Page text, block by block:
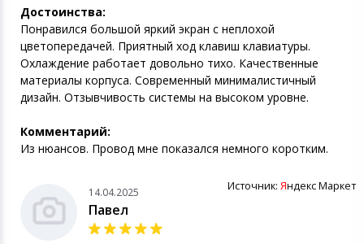
Достоинства:
Понравился большой яркий экран с неплохой
цветопередачей. Приятный ход клавиш клавиатуры.
Охлаждение работает довольно тихо. Качественные
материалы корпуса. Современный минималистичный
дизайн. Отзывчивость системы на высоком уровне.
Комментарий:
Из нюансов. Провод мне показался немного коротким.
Источник: Яндекс Маркет
14.04.2025
Павел